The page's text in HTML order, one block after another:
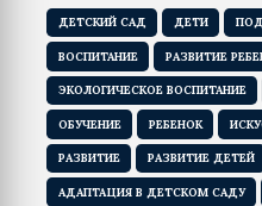
ДЕТСКИЙ САД ДЕТИ
ВОСПИТАНИЕ РАЗВИТИЕ
ЭКОЛОГИЧЕСКОЕ ВОСПИТАНИЕ
ОБУЧЕНИЕ РЕБЕНОК
РАЗВИТИЕ РАЗВИТИЕ ДЕТЕЙ
АДАПТАЦИЯ В ДЕТСКОМ САДУ